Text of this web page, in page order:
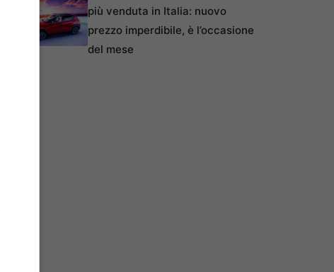
più venduta in Italia: nuovo
prezzo imperdibile, è l’occasione
del mese